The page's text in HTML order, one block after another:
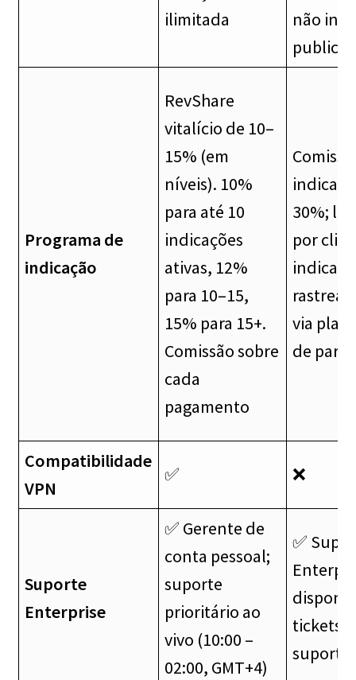
ilimitada
não
Programa de
indicação
RevShare
vitalício de 10–
15% (em
níveis). 10%
para até 10
indicações
ativas, 12%
para 10–15,
15% para 15+.
Comissão sobre
cada
pagamento
30%;
por
via
de
Compatibilidade
VPN
✅ ❌
Suporte
Enterprise
✅ Gerente de
conta pessoal;
suporte
prioritário ao
vivo (10:00 –
02:00, GMT+4)
✅
tickets
suporte